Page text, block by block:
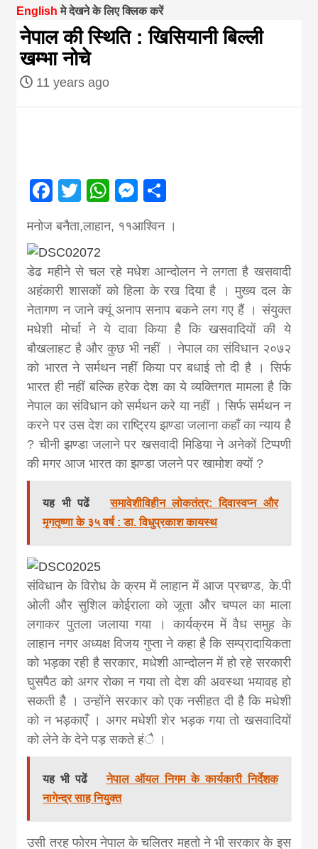
magazine of
Nepal brings
from
news,
khabar
English मे देखने के लिए क्लिक करें
नेपाल की स्थिति : खिसियानी बिल्ली
खम्भा नोचे
11 years ago
Facebook
Twitter
WhatsApp
Messenger
मनोज बनैता,लाहान, ११आश्विन ।
डेढ महीने से चल रहे मधेश आन्दोलन ने लगता है खसवादी
अहंकारी शासकों को हिला के रख दिया है । मुख्य दल के
नेतागण न जाने क्यूं अनाप सनाप बकने लग गए हैं । संयुक्त
मधेशी मोर्चा ने ये दावा किया है कि खसवादियों की ये
बौखलाहट है और कुछ भी नहीं । नेपाल का संविधान २०७२
को भारत ने सर्मथन नहीं किया पर बधाई तो दी है । सिर्फ
भारत ही नहीं बल्कि हरेक देश का ये व्यक्तिगत मामला है कि
नेपाल का संविधान को सर्मथन करे या नहीं । सिर्फ सर्मथन न
करने पर उस देश का राष्ट्रिय झण्डा जलाना कहाँ का न्याय है
? चीनी झण्डा जलाने पर खसवादी मिडिया ने अनेकों टिप्पणी
की मगर आज भारत का झण्डा जलने पर खामोश क्यों ?
यह भी पढें
समावेशीविहीन लोकतंत्र: दिवास्वप्न और
मृगतृष्णा के ३५ वर्ष : डा. विधुप्रकाश कायस्थ
संविधान के विरोध के क्रम में लाहान में आज प्रचण्ड, के.पी
ओली और सुशिल कोईराला को जूता और चप्पल का माला
लगाकर पुतला जलाया गया । कार्यक्रम में वैध समुह के
लाहान नगर अध्यक्ष विजय गुप्ता ने कहा है कि सम्प्रादायिकता
को भड़का रही है सरकार, मधेशी आन्दोलन में हो रहे सरकारी
घुसपैठ को अगर रोका न गया तो देश की अवस्था भयावह हो
सकती है । उन्होंने सरकार को एक नसीहत दी है कि मधेशी
को न भड़काएँ । अगर मधेशी शेर भड़क गया तो खसवादियों
को लेने के देने पड़ सकते हंै ।
यह भी पढें
नेपाल ऑयल निगम के कार्यकारी निर्देशक
नागेन्द्र साह नियुक्त
उसी तरह फोरम नेपाल के चलितर महतो ने भी सरकार के इस